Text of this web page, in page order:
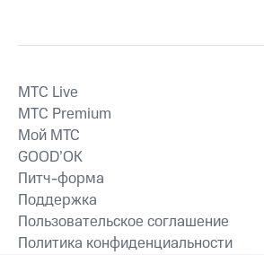
MTС Live
MTС Premium
Мой МТС
GOOD’OK
Питч-форма
Поддержка
Пользовательское соглашение
Политика конфиденциальности